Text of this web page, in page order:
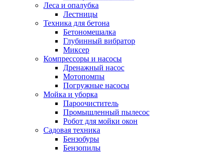
Леса и опалубка
Лестницы
Техника для бетона
Бетономешалка
Глубинный вибратор
Миксер
Компрессоры и насосы
Дренажный насос
Мотопомпы
Погружные насосы
Мойка и уборка
Пароочиститель
Промышленный пылесос
Робот для мойки окон
Садовая техника
Бензобуры
Бензопилы